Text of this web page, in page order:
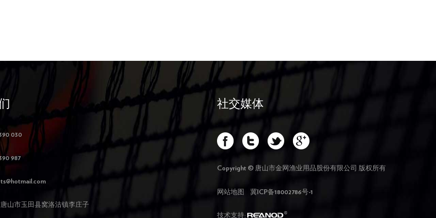
030
987
山市玉田县窝洛沽镇李庄子
社交媒体
Copyright © 唐山市金网渔业用品股份有限公司 版权所有
网站地图 冀ICP备18002786号-1
技术支持: